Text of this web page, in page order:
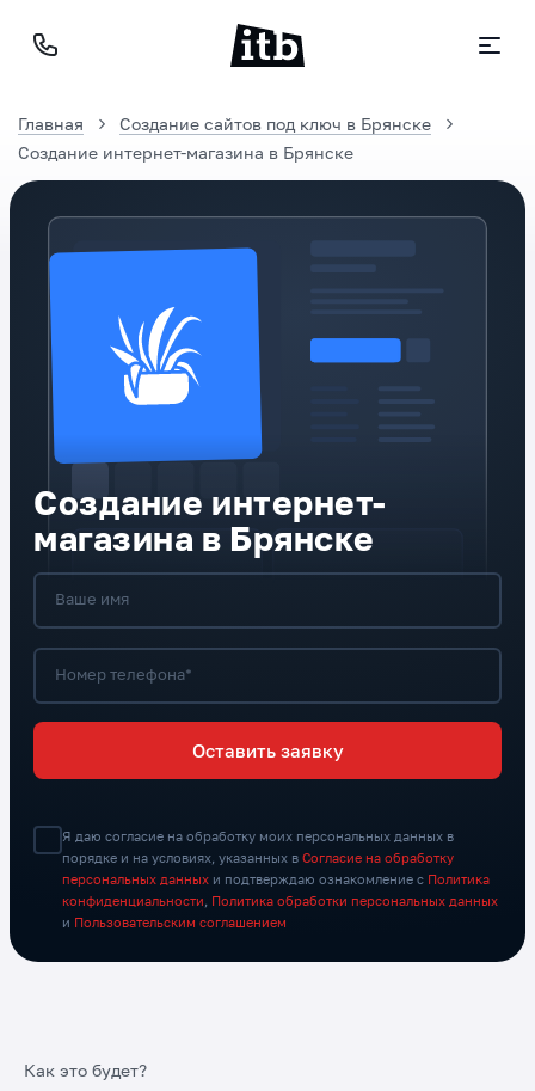
Главная
Создание сайтов под ключ в Брянске
Создание интернет-магазина в Брянске
Создание интернет-
магазина в Брянске
Ваше имя
Номер телефона*
Оставить заявку
Я даю согласие на обработку моих персональных данных в
порядке и на условиях, указанных в Согласие на обработку
персональных данных и подтверждаю ознакомление с Политика
конфиденциальности
Политика обработки персональных данных
и Пользовательским соглашением
Как это будет?